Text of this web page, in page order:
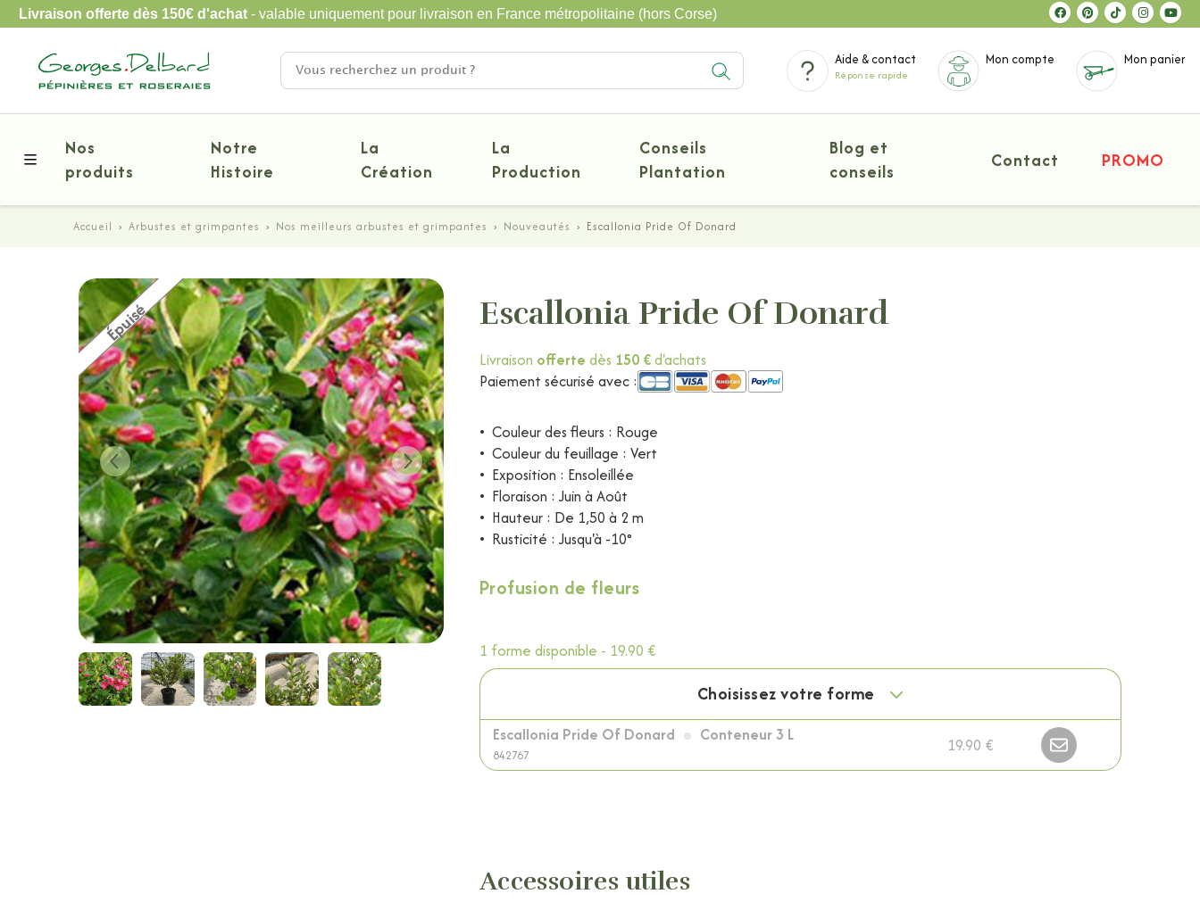
Livraison offerte dès 150€ d'achat - valable uniquement pour livraison en France métropolitaine (hors Corse)
Aide & contact
Réponse rapide
Mon compte Mon panier
Nos
produits
Notre
Histoire
La
Création
La
Production
Conseils
Plantation
Blog et
conseils
Contact PROMO
Accueil › Arbustes et grimpantes › Nos meilleurs arbustes et grimpantes › Nouveautés › Escallonia Pride Of Donard
Nouveauté
Épuisé Escallonia Pride Of Donard
Livraison offerte dès 150 €d'achats
Paiement sécurisé avec :
• Couleur des fleurs : Rouge
• Couleur du feuillage : Vert
• Exposition : Ensoleillée
• Floraison : Juin à Août
• Hauteur : De 1,50 à 2 m
• Rusticité : Jusqu'à -10°
Profusion de fleurs
1 forme disponible - 19.90 €
Choisissez votre forme
Escallonia Pride Of Donard Conteneur 3 L
842767 19.90 €
Accessoires utiles